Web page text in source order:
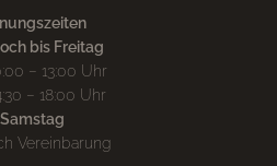
bis Freitag
– 13:00 Uhr
– 18:00 Uhr
Samstag
Vereinbarung